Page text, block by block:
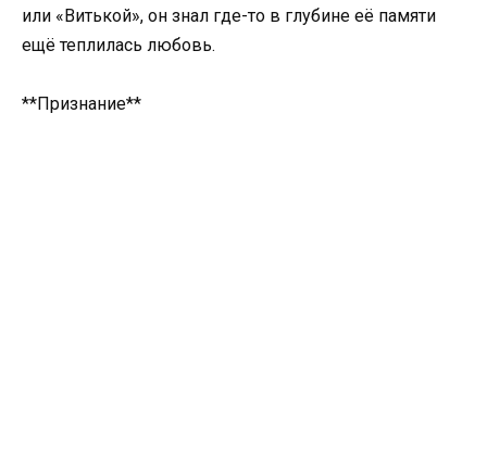
или «Витькой», он знал где-то в глубине её памяти
ещё теплилась любовь.
**Признание**